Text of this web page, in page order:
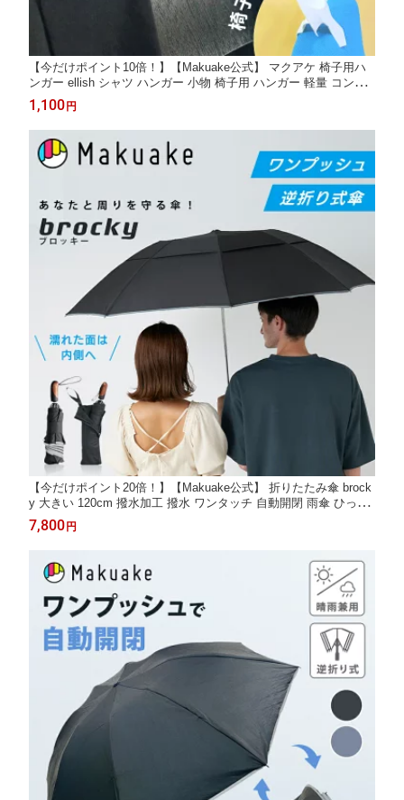
【今だけポイント10倍！】【Makuake公式】 マクアケ 椅子用ハ
ンガー ellish シャツ ハンガー 小物 椅子用 ハンガー 軽量 コンパ
クト 身だしなみ 襟 上着 ジャケット 衣服 衣類 エリッシュ おしゃ
れ シャツ 便利グッズ 襟元 オフィス Makuake マクアケ
1,100 円
【今だけポイント20倍！】【Makuake公式】 折りたたみ傘 brock
y 大きい 120cm 撥水加工 撥水 ワンタッチ 自動開閉 雨傘 ひっく
り返り防止 耐風 濡れない 反射材 コンパクト 収納 おしゃれ メン
ズ レディース 収納袋付き あなたと周りを守る傘 Makuake マク
7,800 円